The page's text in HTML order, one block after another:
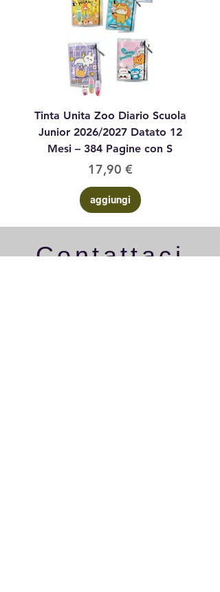
Tinta Unita Zoo Diario Scuola
Junior 2026/2027 Datato 12
Mesi – 384 Pagine con S
Prezzo
17,90 €
aggiungi
Contattaci